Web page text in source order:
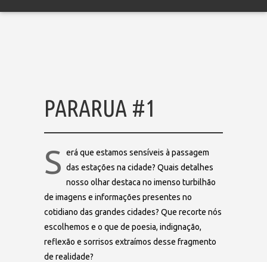
PARARUA #1
S erá que estamos sensíveis à passagem
das estações na cidade? Quais detalhes
nosso olhar destaca no imenso turbilhão
de imagens e informações presentes no
cotidiano das grandes cidades? Que recorte nós
escolhemos e o que de poesia, indignação,
reflexão e sorrisos extraímos desse fragmento
de realidade?